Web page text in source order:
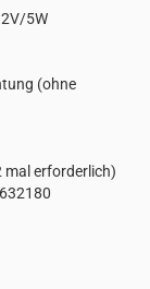
5W
(ohne
mal erforderlich)